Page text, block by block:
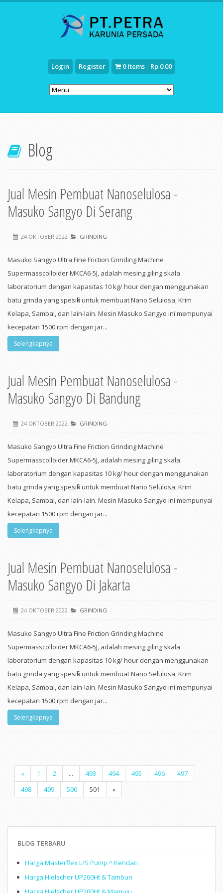
Login Register 0 Items - Rp 0.00
Blog
Jual Mesin Pembuat Nanoselulosa -
Masuko Sangyo Di Serang
24 OKTOBER 2022 GRINDING
Masuko Sangyo Ultra Fine Friction Grinding Machine
Supermasscolloider MKCA6-5J, adalah mesing giling skala
laboratorium dengan kapasitas 10 kg/ hour dengan menggunakan
batu grinda yang spesifik untuk membuat Nano Selulosa, Krim
Kelapa, Sambal, dan lain-lain. Mesin Masuko Sangyo ini mempunyai
kecepatan 1500 rpm dengan jar...
Selengkapnya
Jual Mesin Pembuat Nanoselulosa -
Masuko Sangyo Di Bandung
24 OKTOBER 2022 GRINDING
Masuko Sangyo Ultra Fine Friction Grinding Machine
Supermasscolloider MKCA6-5J, adalah mesing giling skala
laboratorium dengan kapasitas 10 kg/ hour dengan menggunakan
batu grinda yang spesifik untuk membuat Nano Selulosa, Krim
Kelapa, Sambal, dan lain-lain. Mesin Masuko Sangyo ini mempunyai
kecepatan 1500 rpm dengan jar...
Selengkapnya
Jual Mesin Pembuat Nanoselulosa -
Masuko Sangyo Di Jakarta
24 OKTOBER 2022 GRINDING
Masuko Sangyo Ultra Fine Friction Grinding Machine
Supermasscolloider MKCA6-5J, adalah mesing giling skala
laboratorium dengan kapasitas 10 kg/ hour dengan menggunakan
batu grinda yang spesifik untuk membuat Nano Selulosa, Krim
Kelapa, Sambal, dan lain-lain. Mesin Masuko Sangyo ini mempunyai
kecepatan 1500 rpm dengan jar...
Selengkapnya
« 1 2 ... 493 494 495 496
497
498
499 500 501 »
BLOG TERBARU
Harga Masterflex L/S Pump ^ Kendari
Harga Hielscher UP200Ht & Tambun